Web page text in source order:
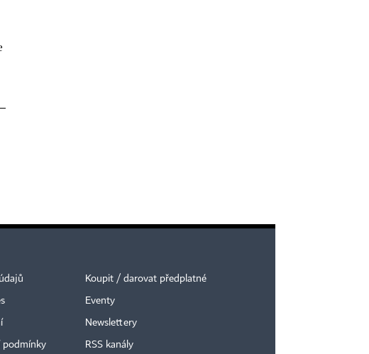
podmínky
Koupit / darovat předplatné
Eventy
Newslettery
RSS kanály